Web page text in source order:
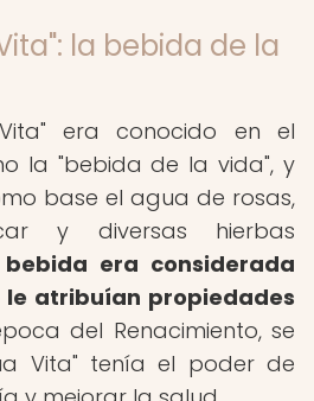
la bebida de la
era conocido en el
la "bebida de la vida", y
base el agua de rosas,
y diversas hierbas
bebida era considerada
atribuían propiedades
del Renacimiento, se
Vita" tenía el poder de